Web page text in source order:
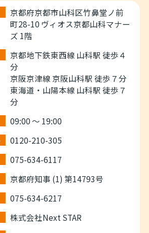
お客様にとって一生の思い出
に残るお家探しを一緒にサポ
ートさせて頂きたいと強く思
っています。
私と出会った全ての人、全て
のお客様を幸せにすることが
ようお手伝いさせて頂きま
し出来ればと思います。
他にもメリット・デメリット
を正直に話しながらご希望の
マイホーム探しをお手伝い出
来ればと考えております。
京都府京都市山科区竹鼻堂ノ前
町28-10 ヴィオス京都山科マナー
ズ 1階
京都地下鉄東西線 山科駅 徒歩４
分
京阪京津線 京阪山科駅 徒歩７分
東海道・山陽本線 山科駅 徒歩７
分
09:00 ～ 19:00
0120-210-305
075-634-6117
京都府知事 (1) 第14793号
075-634-6217
株式会社Next STAR